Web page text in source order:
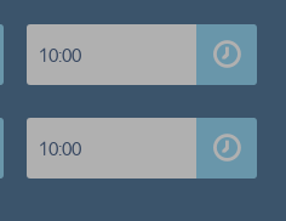
10:00
10:00